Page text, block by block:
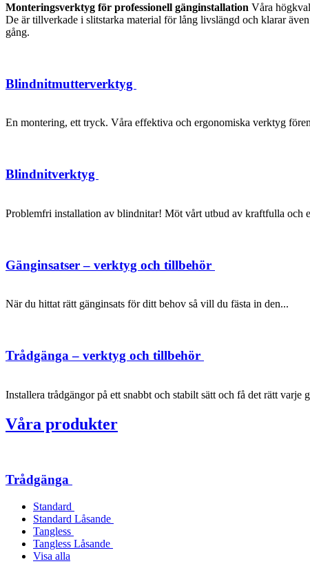
Monteringsverktyg för professionell gänginstallation Våra
De är tillverkade i slitstarka material för lång livslängd och klarar
gång.
Blindnitmutterverktyg
En montering, ett tryck. Våra effektiva och ergonomiska verktyg
Blindnitverktyg
Problemfri installation av blindnitar! Möt vårt utbud av kraftfulla och
Gänginsatser – verktyg och tillbehör
När du hittat rätt gänginsats för ditt behov så vill du fästa in den...
Trådgänga – verktyg och tillbehör
Installera trådgängor på ett snabbt och stabilt sätt och få det rätt varje
Våra produkter
Trådgänga
Standard
Standard Låsande
Tangless
Tangless Låsande
Visa alla